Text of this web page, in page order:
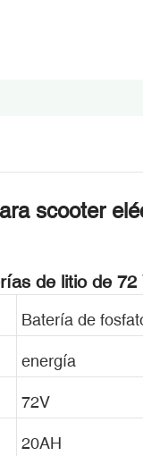
scooter
de litio de 72
Batería de
energía
72V
20AH